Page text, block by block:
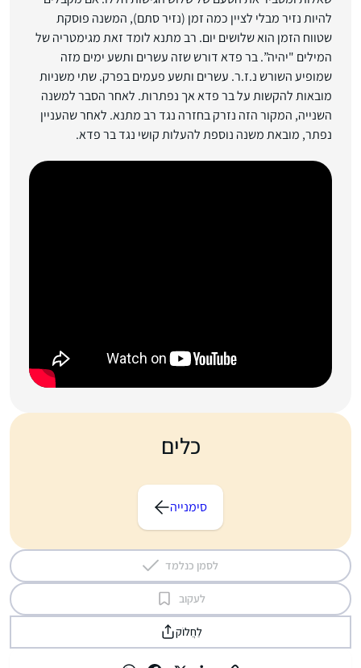
להיות נזיר מבלי לציין כמה זמן (נזיר סתם), המשנה פוסקת
שטווח הזמן הוא שלושים יום. רב מתנא לומד זאת מגימטריה של
המילים "יהיה”. בר פדא דורש שזה עשרים ותשע ימים מזה
שמופיע השורש נ.ז.ר. עשרים ותשע פעמים בפרק. שתי משניות
מובאות להקשות על בר פדא אך נפתרות. לאחר הסבר למשנה
השנייה, המקור הזה נזרק בחזרה נגד רב מתנא. לאחר שהעניין
נפתר, מובאת משנה נוספת להעלות קושי נגד בר פדא.
כלים
סימנייה
לסמן כנלמד
לעקוב
לַחֲלוֹק